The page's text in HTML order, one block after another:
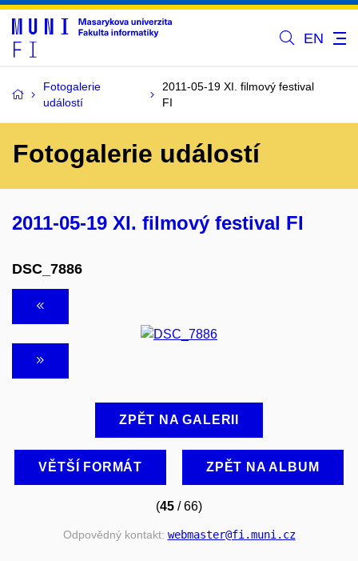
EN
Fotogalerie
událostí
2011-05-19 XI. filmový festival
FI
Fotogalerie událostí
2011-05-19 XI. filmový festival FI
DSC_7886
ZPĚT NA GALERII
VĚTŠÍ FORMÁT ZPĚT NA ALBUM
(45 / 66)
Odpovědný kontakt: webmaster@fi.muni.cz